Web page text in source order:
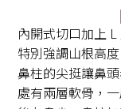
內開式切口加上
特別強調山根高
鼻柱的尖挺讓鼻
處有兩層軟骨，